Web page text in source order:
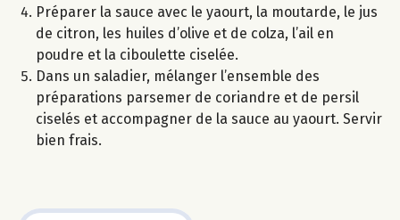
Préparer la sauce avec le yaourt, la moutarde, le jus
de citron, les huiles d’olive et de colza, l’ail en
poudre et la ciboulette ciselée.
Dans un saladier, mélanger l’ensemble des
préparations parsemer de coriandre et de persil
ciselés et accompagner de la sauce au yaourt. Servir
bien frais.